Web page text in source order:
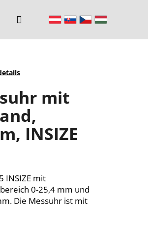
Warenkorb
mit
INSIZE
INSIZE mit
0-25,4 mm und
Die Messuhr ist mit